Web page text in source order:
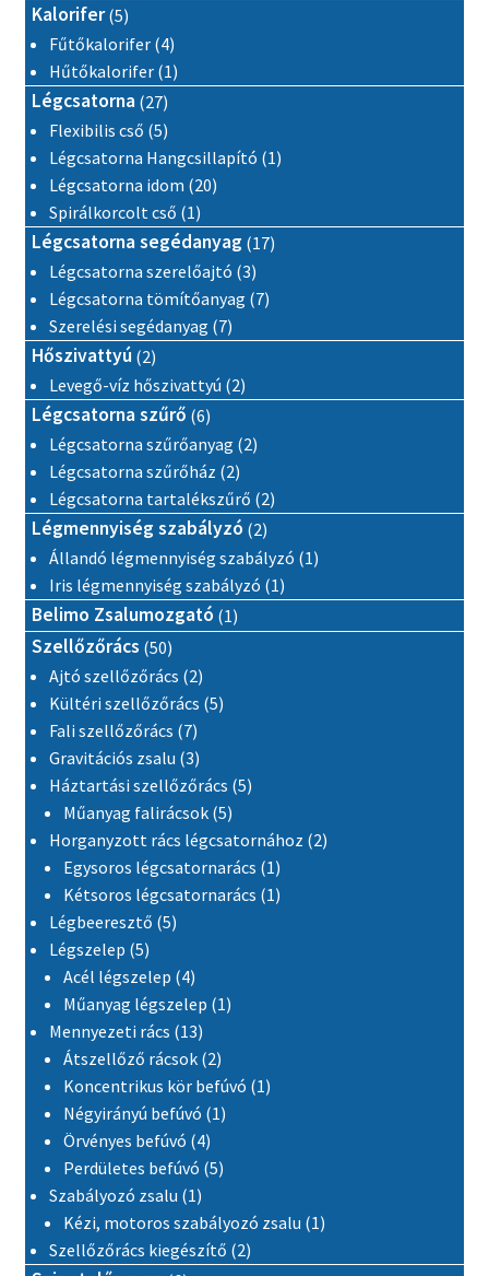
Kalorifer 55 termék
Fűtőkalorifer 44 termék
Hűtőkalorifer 11 termék
Légcsatorna 2727 termék
Flexibilis cső 55 termék
Légcsatorna Hangcsillapító 11 termék
Légcsatorna idom 2020 termék
Spirálkorcolt cső 11 termék
Légcsatorna segédanyag 1717 termék
Légcsatorna szerelőajtó 33 termék
Légcsatorna tömítőanyag 77 termék
Szerelési segédanyag 77 termék
Hőszivattyú 22 termék
Levegő-víz hőszivattyú 22 termék
Légcsatorna szűrő 66 termék
Légcsatorna szűrőanyag 22 termék
Légcsatorna szűrőház 22 termék
Légcsatorna tartalékszűrő 22 termék
Légmennyiség szabályzó 22 termék
Állandó légmennyiség szabályzó 11 termék
Iris légmennyiség szabályzó 11 termék
Belimo Zsalumozgató 11 termék
Szellőzőrács 5050 termék
Ajtó szellőzőrács 22 termék
Kültéri szellőzőrács 55 termék
Fali szellőzőrács 77 termék
Gravitációs zsalu 33 termék
Háztartási szellőzőrács 55 termék
Műanyag falirácsok 55 termék
Horganyzott rács légcsatornához 22 termék
Egysoros légcsatornarács 11 termék
Kétsoros légcsatornarács 11 termék
Légbeeresztő 55 termék
Légszelep 55 termék
Acél légszelep 44 termék
Műanyag légszelep 11 termék
Mennyezeti rács 1313 termék
Átszellőző rácsok 22 termék
Koncentrikus kör befúvó 11 termék
Négyirányú befúvó 11 termék
Örvényes befúvó 44 termék
Perdületes befúvó 55 termék
Szabályozó zsalu 11 termék
Kézi, motoros szabályozó zsalu 11 termék
Szellőzőrács kiegészítő 22 termék